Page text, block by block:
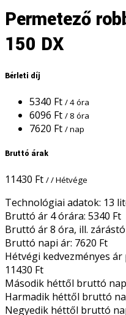
Permetező
150 DX
Bérleti díj
5340 Ft / 4 óra
6096 Ft / 8 óra
7620 Ft / nap
Bruttó árak
11430 Ft / / Hétvége
Technológiai adatok: 13
Bruttó ár 4 órára: 5340 Ft
Bruttó ár 8 óra, ill.
Bruttó napi ár: 7620 Ft
Hétvégi kedvezményes
11430 Ft
Második héttől bruttó
Harmadik héttől bruttó
Negyedik héttől bruttó